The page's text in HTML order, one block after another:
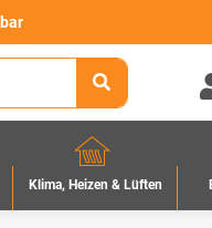
Klima, Heizen & Lüften